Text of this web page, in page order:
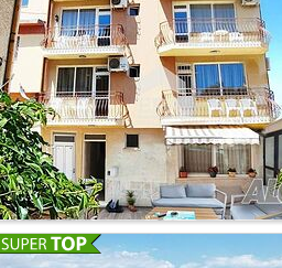
второй этаж. 🔹 Второй этаж -